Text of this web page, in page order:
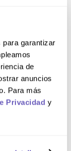
garantizar
de
anuncios
Para más
Privacidad y
10